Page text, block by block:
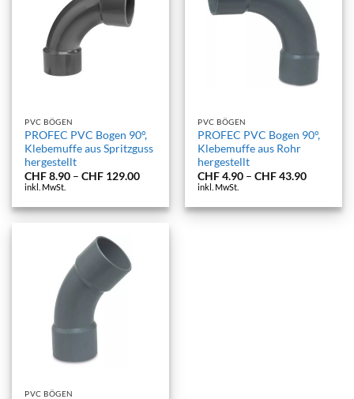
PVC BÖGEN
PROFEC PVC Bogen 90°,
Klebemuffe aus Spritzguss
hergestellt
CHF8.90 –CHF 129.00Preisspanne:
CHF 129.00
inkl. MwSt.
PVC BÖGEN
PROFEC PVC Bogen 90°,
Klebemuffe aus Rohr
hergestellt
CHF4.90 –CHF43.90
CHF
inkl. MwSt.
PVC BÖGEN